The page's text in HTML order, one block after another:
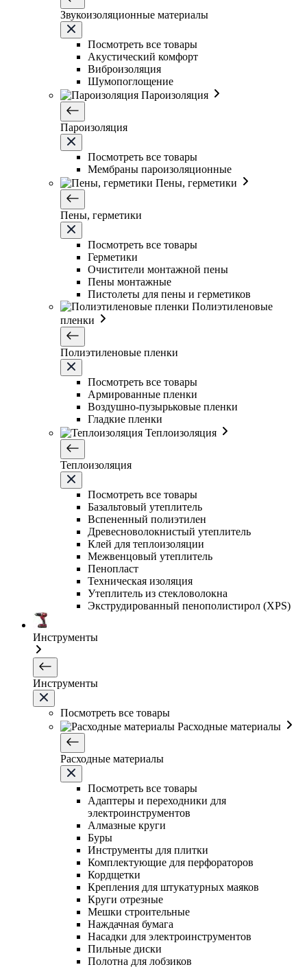
Звукоизоляционные материалы
Посмотреть все товары
Акустический комфорт
Виброизоляция
Шумопоглощение
Пароизоляция
Пароизоляция
Посмотреть все товары
Мембраны пароизоляционные
Пены, герметики
Пены, герметики
Посмотреть все товары
Герметики
Очистители монтажной пены
Пены монтажные
Пистолеты для пены и герметиков
Полиэтиленовые
пленки
Полиэтиленовые пленки
Посмотреть все товары
Армированные пленки
Воздушно-пузырьковые пленки
Гладкие пленки
Теплоизоляция
Теплоизоляция
Посмотреть все товары
Базальтовый утеплитель
Вспененный полиэтилен
Древесноволокнистый утеплитель
Клей для теплоизоляции
Межвенцовый утеплитель
Пенопласт
Техническая изоляция
Утеплитель из стекловолокна
Экструдированный пенополистирол (XPS)
Инструменты
Инструменты
Посмотреть все товары
Расходные материалы
Расходные материалы
Посмотреть все товары
Адаптеры и переходники для
электроинструментов
Алмазные круги
Буры
Инструменты для плитки
Комплектующие для перфораторов
Кордщетки
Крепления для штукатурных маяков
Круги отрезные
Мешки строительные
Наждачная бумага
Насадки для электроинструментов
Пильные диски
Полотна для лобзиков